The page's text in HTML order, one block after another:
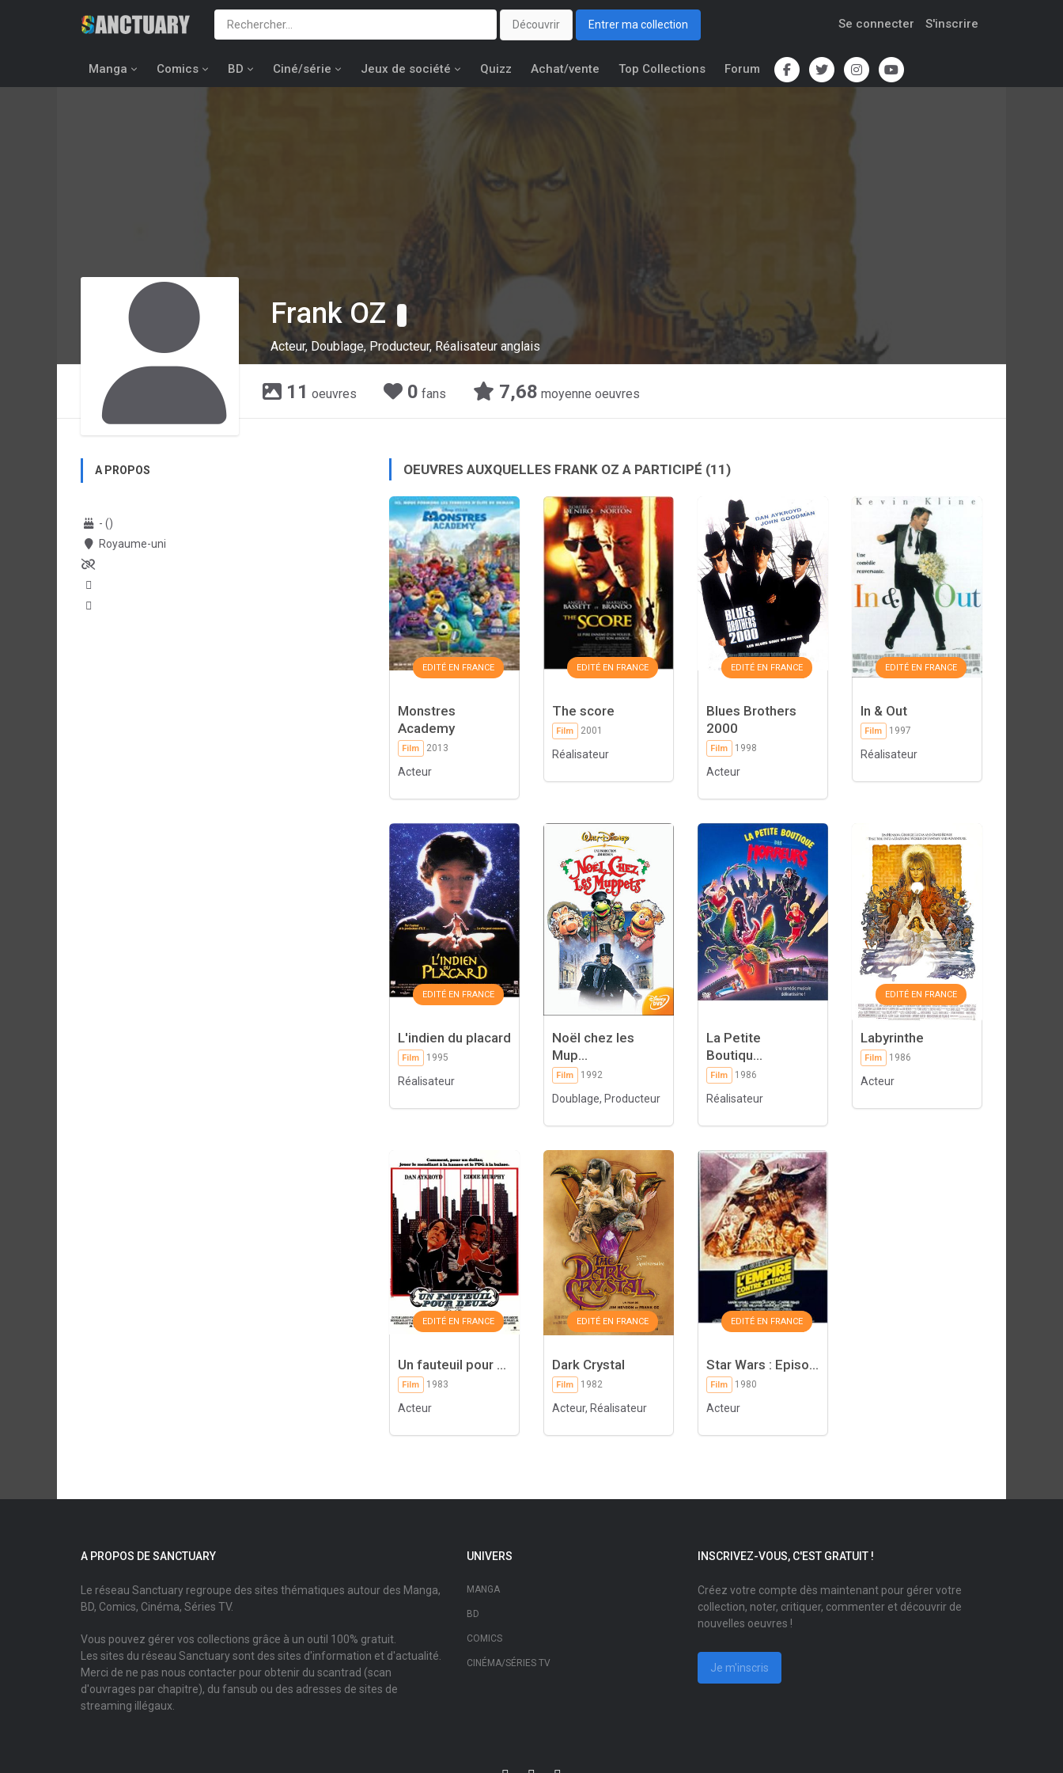
Découvrir Entrer ma collection Se connecter S'inscrire
Manga Comics BD Ciné/série Jeux de société Quizz Achat/vente Top Collections Forum
Frank OZ
Acteur, Doublage, Producteur, Réalisateur anglais
11 oeuvres 0 fans 7,68 moyenne oeuvres
A PROPOS
- ()
Royaume-uni
OEUVRES AUXQUELLES FRANK OZ A PARTICIPÉ (11)
EDITÉ EN FRANCE
Monstres
Academy
Film 2013
Acteur
EDITÉ EN FRANCE
The score
Film 2001
Réalisateur
EDITÉ EN FRANCE
Blues Brothers
2000
Film 1998
Acteur
EDITÉ EN FRANCE
In & Out
Film 1997
Réalisateur
EDITÉ EN FRANCE
L'indien du placard
Film 1995
Réalisateur
Noël chez les
Mup...
Film 1992
Doublage, Producteur
La Petite
Boutiqu...
Film 1986
Réalisateur
EDITÉ EN FRANCE
Labyrinthe
Film 1986
Acteur
EDITÉ EN FRANCE
Un fauteuil pour ...
Film 1983
Acteur
EDITÉ EN FRANCE
Dark Crystal
Film 1982
Acteur, Réalisateur
EDITÉ EN FRANCE
Star Wars : Episo...
Film 1980
Acteur
A PROPOS DE SANCTUARY
Le réseau Sanctuary regroupe des sites thématiques autour des Manga,
BD, Comics, Cinéma, Séries TV.
Vous pouvez gérer vos collections grâce à un outil 100% gratuit.
Les sites du réseau Sanctuary sont des sites d'information et d'actualité.
Merci de ne pas nous contacter pour obtenir du scantrad (scan
d'ouvrages par chapitre), du fansub ou des adresses de sites de
streaming illégaux.
UNIVERS
MANGA
BD
COMICS
CINÉMA/SÉRIES TV
INSCRIVEZ-VOUS, C'EST GRATUIT !
Créez votre compte dès maintenant pour gérer votre
collection, noter, critiquer, commenter et découvrir de
nouvelles oeuvres !
Je m'inscris